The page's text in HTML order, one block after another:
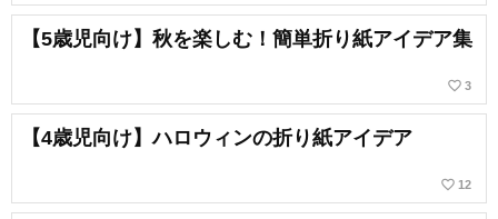
【5歳児向け】秋を楽しむ！簡単折り紙アイデア集
favorite_border 3
【4歳児向け】ハロウィンの折り紙アイデア
favorite_border 12